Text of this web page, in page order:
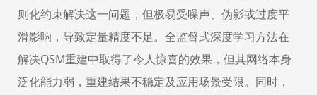
则化约束解决这一问题，但极易受噪声、伪影或过度平
滑影响，导致定量精度不足。全监督式深度学习方法在
解决QSM重建中取得了令人惊喜的效果，但其网络本身
泛化能力弱，重建结果不稳定及应用场景受限。同时，